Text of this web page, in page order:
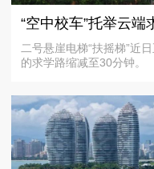
“空中校车”托举云端
二号悬崖电梯“扶摇梯”近
的求学路缩减至30分钟。